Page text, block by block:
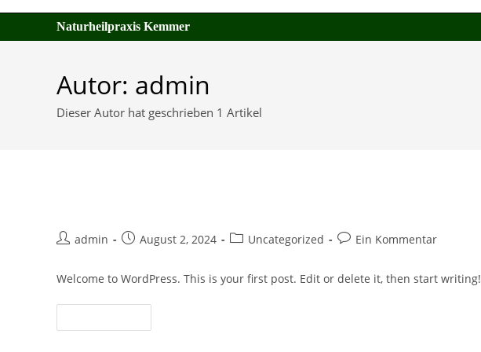
Zum
Naturheilpraxis Kemmer
Autor: admin
Dieser Autor hat geschrieben 1 Artikel
Beitrags-
admin
BeitragAugust 2, 2024
Beitrags-
Uncategorized
Beitrags-
Ein Kommentar
Welcome to WordPress. This is your first post. Edit or delete it, then start writing!
World!